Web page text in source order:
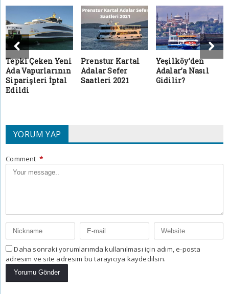
Tepki Çeken Yeni
Ada Vapurlarının
Siparişleri İptal
Edildi
Prenstur Kartal
Adalar Sefer
Saatleri 2021
Yeşilköy’den
Adalar’a Nasıl
Gidilir?
YORUM YAP
Comment *
Daha sonraki yorumlarımda kullanılması için adım, e-posta
adresim ve site adresim bu tarayıcıya kaydedilsin.